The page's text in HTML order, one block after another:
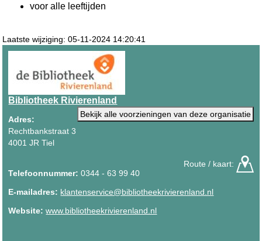
voor alle leeftijden
Laatste wijziging: 05-11-2024 14:20:41
Bibliotheek Rivierenland
Bekijk alle voorzieningen van deze organisatie
Adres:
Rechtbankstraat 3
4001 JR Tiel
Route / kaart:
Telefoonnummer: 0344 - 63 99 40
E-mailadres: klantenservice@bibliotheekrivierenland.nl
Website: www.bibliotheekrivierenland.nl